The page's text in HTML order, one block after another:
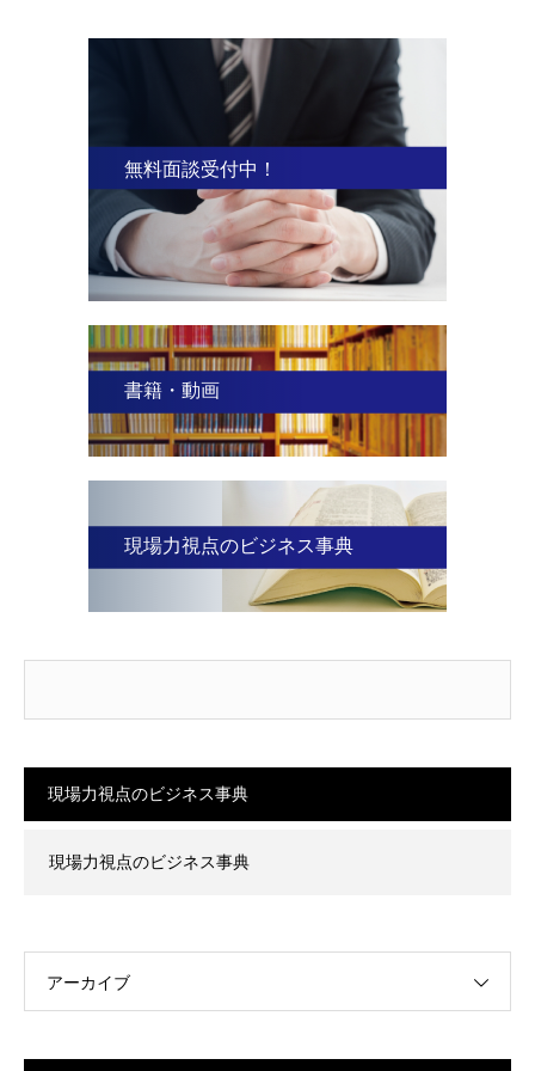
無料面談受付中！
書籍・動画
現場力視点のビジネス事典
現場力視点のビジネス事典
現場力視点のビジネス事典
アーカイブ